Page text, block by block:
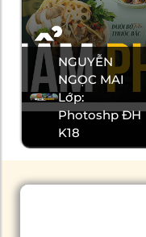
NGUYỄN
NGỌC MAI
Lớp:
Photoshp ĐH
K18